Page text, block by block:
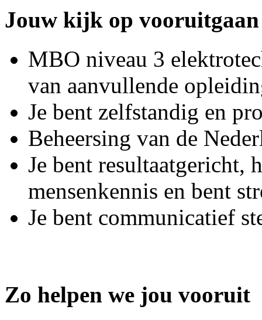
Jouw kijk op vooruitgaan
MBO niveau 3
van aanvullende
Je bent zelfstandig en
Beheersing van de
Je bent resultaatgericht,
mensenkennis en bent
Je bent communicatief
Zo helpen we jou vooruit